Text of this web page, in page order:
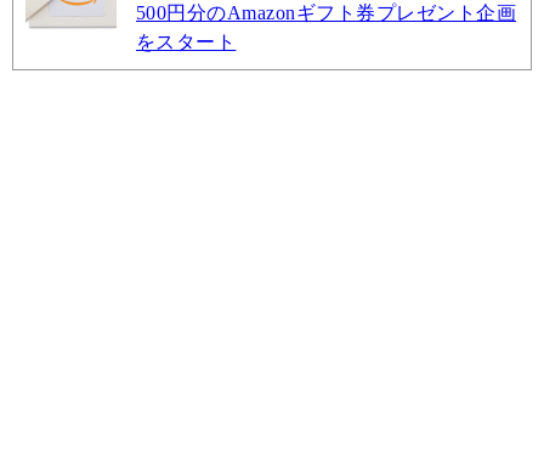
500円分のAmazonギフト券プレゼント企画
をスタート